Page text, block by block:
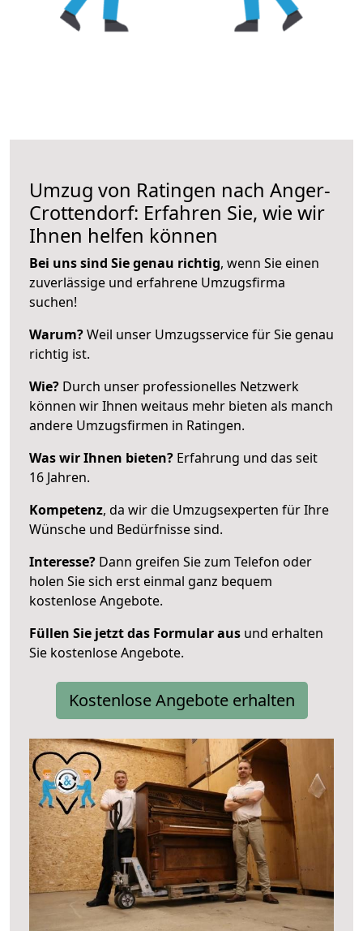
Umzug von Ratingen nach Anger-
Crottendorf: Erfahren Sie, wie wir
Ihnen helfen können
Bei uns sind Sie genau richtig, wenn Sie einen
zuverlässige und erfahrene Umzugsfirma
suchen!
Warum?Weil unser Umzugsservice für Sie genau
richtig ist.
Wie? Durch unser professionelles Netzwerk
können wir Ihnen weitaus mehr bieten als manch
andere Umzugsfirmen in Ratingen.
Was wir Ihnen bieten? Erfahrung und das seit
16 Jahren.
Kompetenz, da wir die Umzugsexperten für Ihre
Wünsche und Bedürfnisse sind.
Interesse? Dann greifen Sie zum Telefon oder
holen Sie sich erst einmal ganz bequem
kostenlose Angebote.
Füllen Sie jetzt das Formular aus und erhalten
Sie kostenlose Angebote.
Kostenlose Angebote erhalten